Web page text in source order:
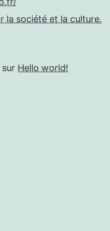
la société et la culture.
sur Hello world!